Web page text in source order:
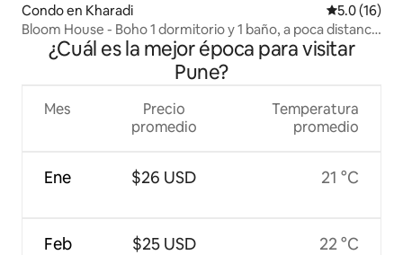
Condo en Kharadi Calificación
5.0 (16)
Bloom House - Boho 1 dormitorio y 1 baño, a poca distancia
a pie de EON, a 10 minutos del aeropuerto
¿Cuál es la mejor época para visitar
Pune?
Mes
Ene
Feb
Precio
promedio
$26 USD
$25 USD
Temperatura
promedio
21 °C
22 °C